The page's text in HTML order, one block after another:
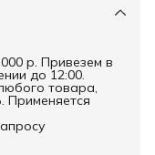
р. Привезем в
до 12:00.
товара,
Применяется